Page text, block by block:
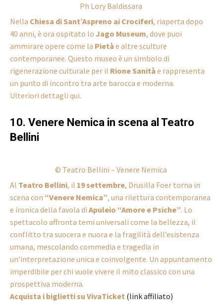
Ph Lory Baldissara
Nella Chiesa di Sant’Aspreno ai Crociferi, riaperta dopo
40 anni, è ora ospitato lo Jago Museum, dove puoi
ammirare opere come la Pietà e altre sculture
contemporanee. Questo museo è un simbolo di
rigenerazione culturale per il Rione Sanità e rappresenta
un punto di incontro tra arte barocca e moderna.
Ulteriori dettagli qui.
10. Venere Nemica in scena al Teatro
Bellini
© Teatro Bellini – Venere Nemica
Al Teatro Bellini, il 19 settembre, Drusilla Foer torna in
scena con “Venere Nemica”, una rilettura contemporanea
e ironica della favola di Apuleio “Amore e Psiche”. Lo
spettacolo affronta temi universali come la bellezza, il
conflitto tra suocera e nuora e la fragilità dell’esistenza
umana, mescolando commedia e tragedia in
un’interpretazione unica e coinvolgente. Un appuntamento
imperdibile per chi vuole vivere il mito classico con una
prospettiva moderna.
Acquista i biglietti su VivaTicket (link affiliato)